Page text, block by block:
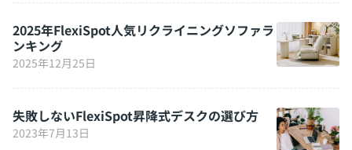
2025年FlexiSpot人気リクライニングソファラ
ンキング
2025年12月25日
失敗しないFlexiSpot昇降式デスクの選び方
2023年7月13日